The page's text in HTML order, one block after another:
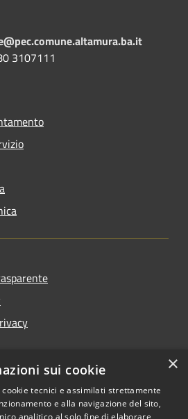
3107111
×
sui cookie
tecnici e assimilati strettamente
e alla navigazione del sito,
analitico al solo fine di elaborare